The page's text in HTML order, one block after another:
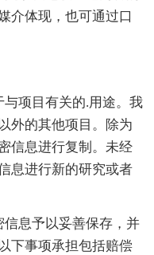
介体现，也可通过口
项目有关的.用途。我
外的其他项目。除为
信息进行复制。未经
息进行新的研究或者
息予以妥善保存，并
下事项承担包括赔偿